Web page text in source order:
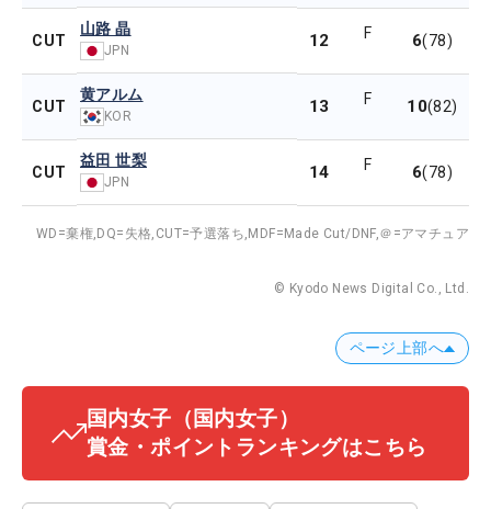
CUT
山路 晶
JPN 12 F 6(78)
CUT
黄アルム
KOR 13 F 10(82)
CUT
益田 世梨
JPN 14 F 6(78)
WD=棄権, DQ=失格, CUT=予選落ち, MDF=Made Cut/DNF,＠=アマチュア
© Kyodo News Digital Co., Ltd.
ページ上部へ
国内女子 （国内女子）
賞金・ポイントランキングはこちら